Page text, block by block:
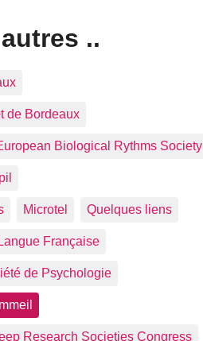
..
de Bordeaux
Biological Rythms Society
Microtel Quelques liens
Française
de Psychologie
Research Societies Congress